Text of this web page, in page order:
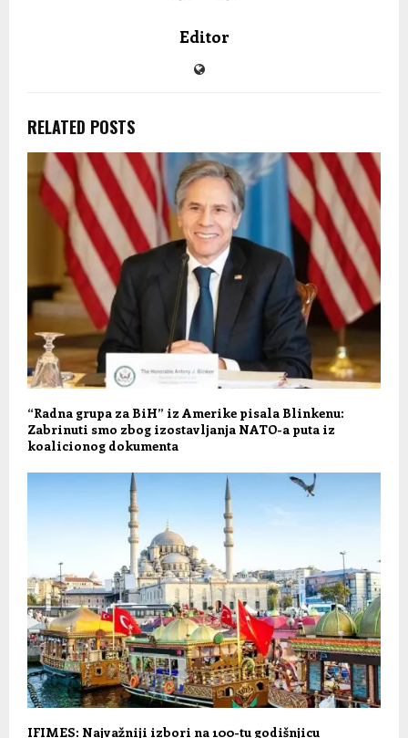
Editor
RELATED POSTS
“Radna grupa za BiH” iz Amerike pisala Blinkenu:
Zabrinuti smo zbog izostavljanja NATO-a puta iz
koalicionog dokumenta
IFIMES: Najvažniji izbori na 100-tu godišnjicu